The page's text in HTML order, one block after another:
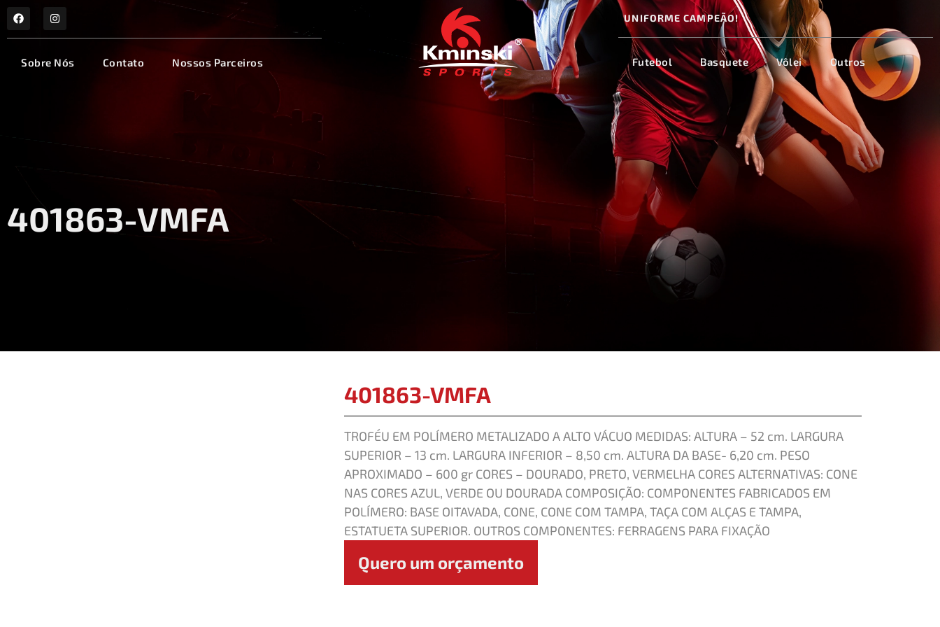
Sobre Nós Contato Nossos Parceiros
UNIFORME CAMPEÃO!
Futebol Basquete Vôlei Outros
401863-VMFA
401863-VMFA
TROFÉU EM POLÍMERO METALIZADO A ALTO VÁCUO MEDIDAS: ALTURA – 52 cm. LARGURA
SUPERIOR – 13 cm. LARGURA INFERIOR – 8,50 cm. ALTURA DA BASE- 6,20 cm. PESO
APROXIMADO – 600 gr CORES – DOURADO, PRETO, VERMELHA CORES ALTERNATIVAS: CONE
NAS CORES AZUL, VERDE OU DOURADA COMPOSIÇÃO: COMPONENTES FABRICADOS EM
POLÍMERO: BASE OITAVADA, CONE, CONE COM TAMPA, TAÇA COM ALÇAS E TAMPA,
ESTATUETA SUPERIOR. OUTROS COMPONENTES: FERRAGENS PARA FIXAÇÃO
Quero um orçamento